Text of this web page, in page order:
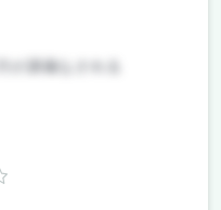
が講義なされる